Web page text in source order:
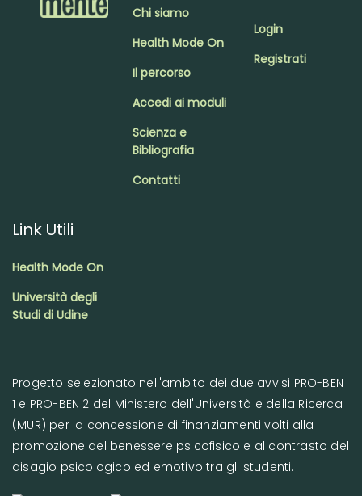
Chi siamo
Health Mode On
Il percorso
Accedi ai moduli
Scienza e
Bibliografia
Contatti
Login
Registrati
Link Utili
Health Mode On
Università degli
Studi di Udine
Progetto selezionato nell'ambito dei due avvisi PRO-BEN
1 e PRO-BEN 2 del Ministero dell'Università e della Ricerca
(MUR) per la concessione di finanziamenti volti alla
promozione del benessere psicofisico e al contrasto del
disagio psicologico ed emotivo tra gli studenti.